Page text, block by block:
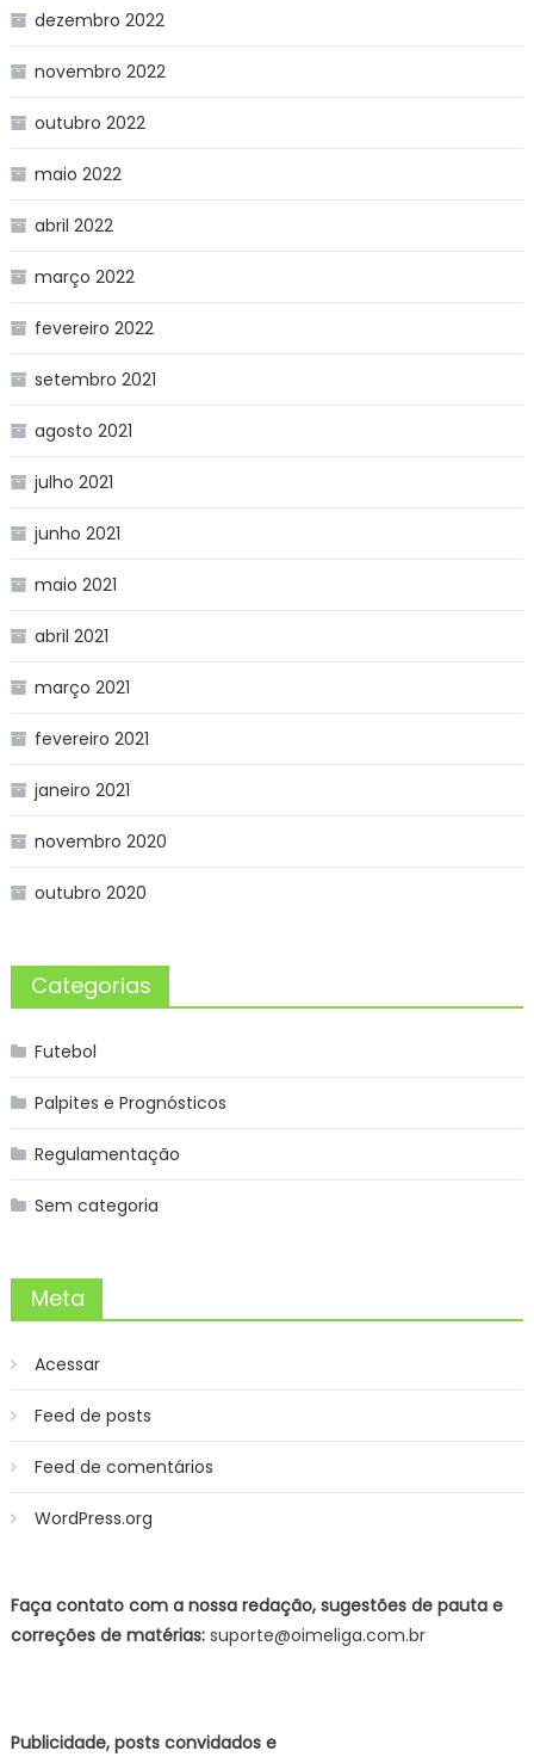
dezembro 2022
novembro 2022
outubro 2022
maio 2022
abril 2022
março 2022
fevereiro 2022
setembro 2021
agosto 2021
julho 2021
junho 2021
maio 2021
abril 2021
março 2021
fevereiro 2021
janeiro 2021
novembro 2020
outubro 2020
Categorias
Futebol
Palpites e Prognósticos
Regulamentação
Sem categoria
Meta
Acessar
Feed de posts
Feed de comentários
WordPress.org
Faça contato com a nossa redação, sugestões de pauta e
correções de matérias:suporte@oimeliga.com.br
Publicidade, posts convidados e